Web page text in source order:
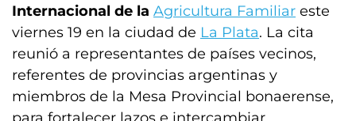
Internacional de la Agricultura Familiar este
viernes 19 en la ciudad de La Plata. La cita
reunió a representantes de países vecinos,
referentes de provincias argentinas y
miembros de la Mesa Provincial bonaerense,